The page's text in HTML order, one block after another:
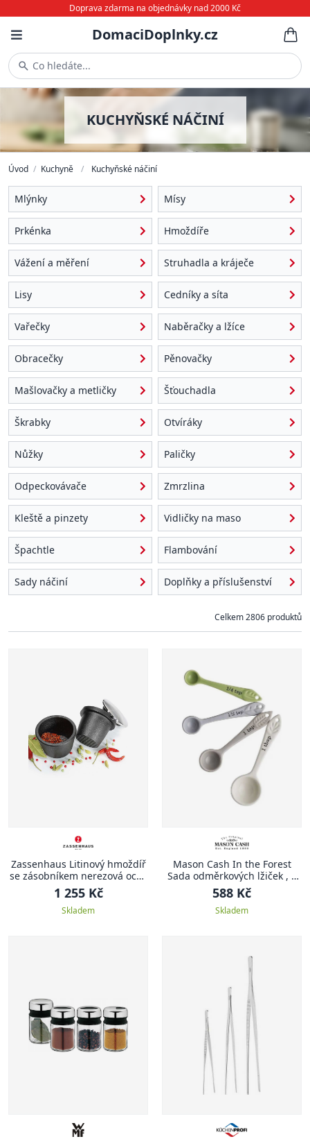
Doprava zdarma na objednávky nad 2000 Kč
DomaciDoplnky.cz
Co hledáte...
KUCHYŇSKÉ NÁČINÍ
Úvod / Kuchyně / Kuchyňské náčiní
Mlýnky Mísy
Prkénka Hmoždíře
Vážení a měření Struhadla a kráječe
Lisy Cedníky a síta
Vařečky Naběračky a lžíce
Obracečky Pěnovačky
Mašlovačky a metličky Šťouchadla
Škrabky Otvíráky
Nůžky Paličky
Odpeckovávače Zmrzlina
Kleště a pinzety Vidličky na maso
Špachtle Flambování
Sady náčiní Doplňky a příslušenství
Celkem 2806 produktů
Zassenhaus Litinový hmoždíř
se zásobníkem nerezová ocel,
průměr 8 cm
1 255 Kč
Skladem
Mason Cash In the Forest
Sada odměrkových lžiček , 4
ks, bílá
588 Kč
Skladem